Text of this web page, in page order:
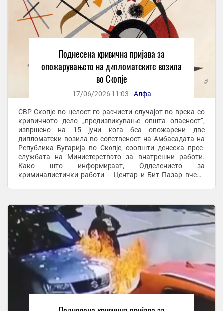
Поднесена кривична пријава за
опожарувањето на дипломатските возила
во Скопје
17/06/2026 11:03 -Алфа
СВР Скопје во целост го расчисти случајот во врска со
кривичното дело „предизвикување општа опасност“,
извршено на 15 јуни кога беа опожарени две
дипломатски возила во сопственост на Амбасадата на
Република Бугарија во Скопје, соопшти денеска прес-
службата на Министерството за внатрешни работи.
Како што информираат, Одделението за
криминалистички работи – Центар и Бит Пазар вчера